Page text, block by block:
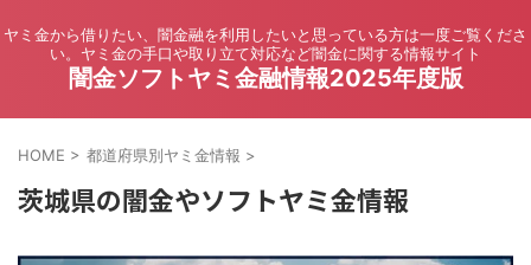
ヤミ金から借りたい、闇金融を利用したいと思っている方は一度ご覧くださ
い。ヤミ金の手口や取り立て対応など闇金に関する情報サイト
闇金ソフトヤミ金融情報2025年度版
HOME > 都道府県別ヤミ金情報 >
茨城県の闇金やソフトヤミ金情報